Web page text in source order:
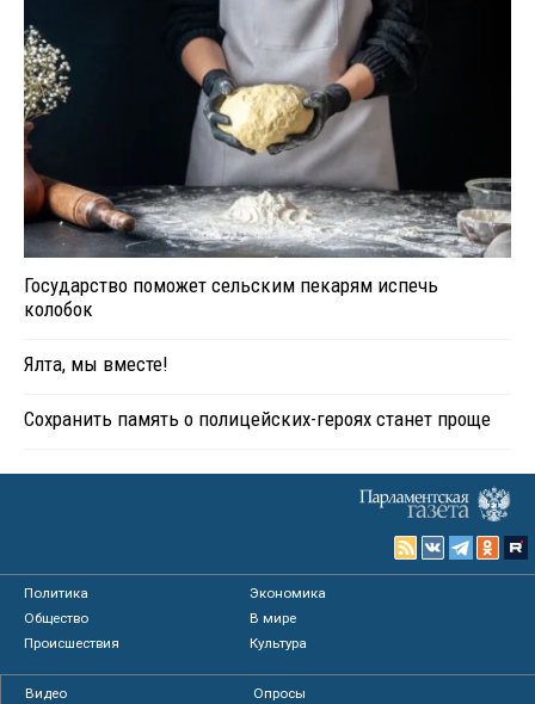
Государство поможет сельским пекарям испечь
колобок
Ялта, мы вместе!
Сохранить память о полицейских-героях станет проще
Политика
Экономика
Общество
В мире
Происшествия
Культура
Видео
Опросы